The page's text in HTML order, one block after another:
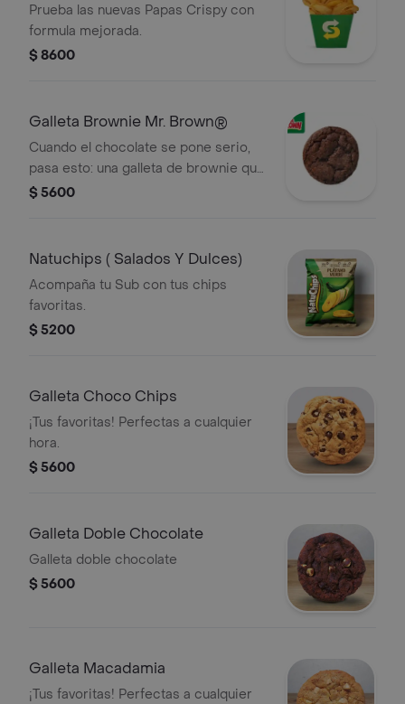
Prueba las nuevas Papas Crispy con
formula mejorada.
$ 8600
Galleta Brownie Mr. Brown®
Cuando el chocolate se pone serio,
pasa esto: una galleta de brownie que
se roba el momento y no pide
$ 5600
Natuchips ( Salados Y Dulces)
Acompaña tu Sub con tus chips
favoritas.
$ 5200
Galleta Choco Chips
¡Tus favoritas! Perfectas a cualquier
hora.
$ 5600
Galleta Doble Chocolate
Galleta doble chocolate
$ 5600
Galleta Macadamia
¡Tus favoritas! Perfectas a cualquier